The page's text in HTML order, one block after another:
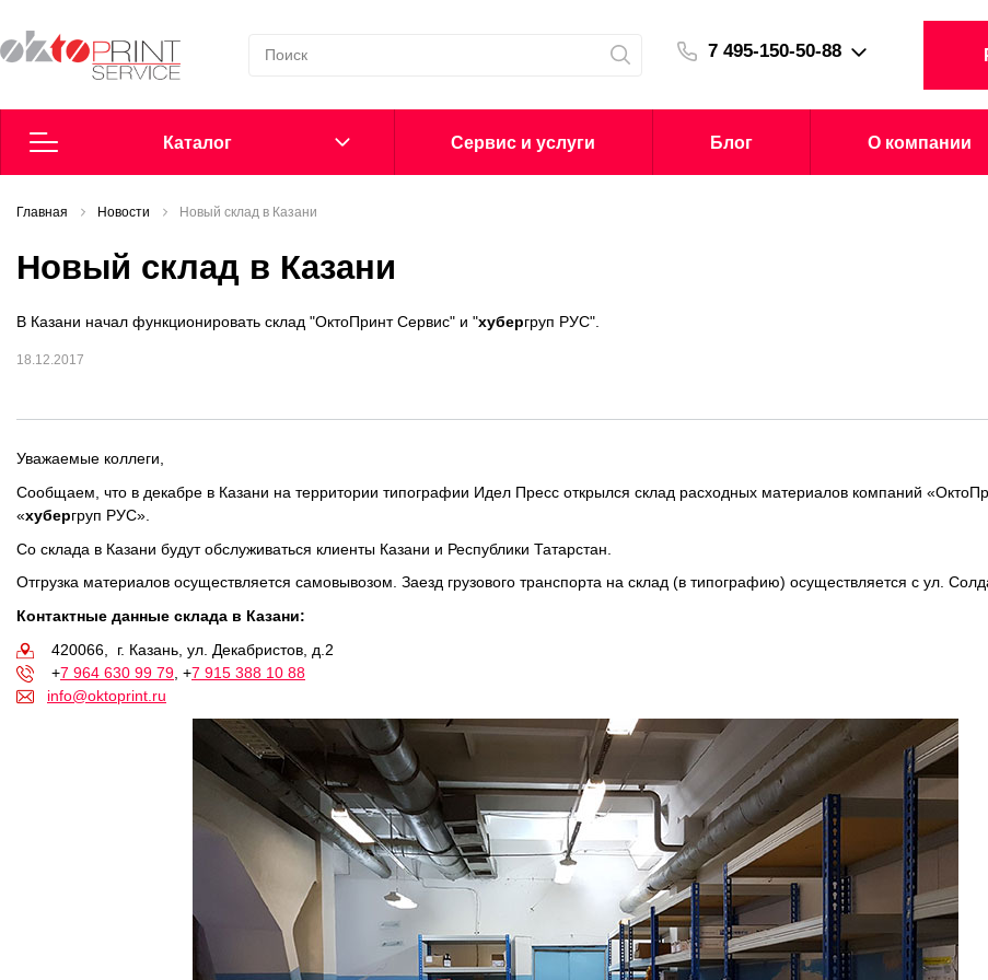
7 495-150-50-88
Каталог
Согласие на обработку персональных данных
Политика в области обработки персональных данных
Сообщить о нарушении
ОРТП
Лакировальные полотна
Специализированные краски
Поддекельные материалы
Полотна для автоматической смывки и ручной очистки
Вспомогательные материалы
Cервис и услуги Блог О компании
Главная Новости Новый склад в Казани
Новый склад в Казани
В Казани начал функционировать склад "ОктоПринт Сервис" и "хубергруп РУС".
18.12.2017
Уважаемые коллеги,
Сообщаем, что в декабре в Казани на территории типографии Идел Пресс открылся склад расходных материалов компаний
«хубергруп РУС».
Со склада в Казани будут обслуживаться клиенты Казани и Республики Татарстан.
Отгрузка материалов осуществляется самовывозом. Заезд грузового транспорта на склад (в типографию) осуществляется с ул.
Контактные данные склада в Казани:
420066, г. Казань, ул. Декабристов, д.2
+7 964 630 99 79 , +7 915 388 10 88
info@oktoprint.ru